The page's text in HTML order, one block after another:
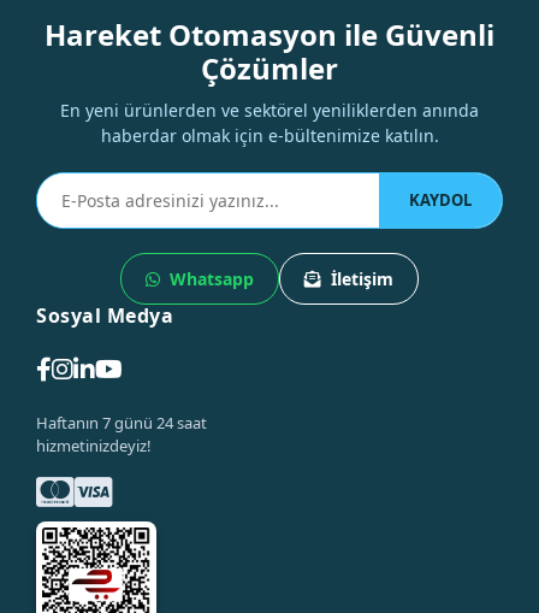
Hareket Otomasyon ile Güvenli
Çözümler
En yeni ürünlerden ve sektörel yeniliklerden anında
haberdar olmak için e-bültenimize katılın.
KAYDOL
Whatsapp İletişim
Sosyal Medya
Haftanın 7 günü 24 saat
hizmetinizdeyiz!